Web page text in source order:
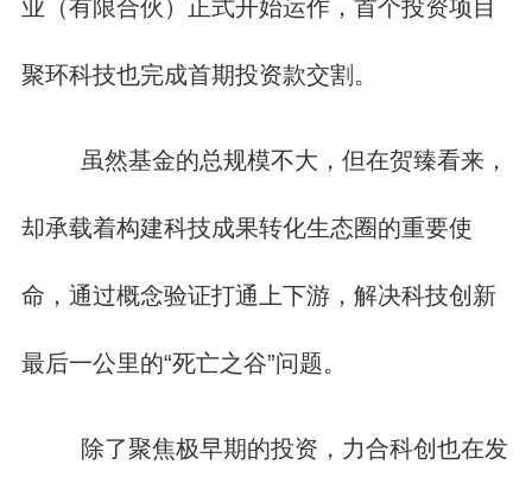
业（有限合伙）正式开始运作，首个投资项目
聚环科技也完成首期投资款交割。
虽然基金的总规模不大，但在贺臻看来，
却承载着构建科技成果转化生态圈的重要使
命，通过概念验证打通上下游，解决科技创新
最后一公里的“死亡之谷”问题。
除了聚焦极早期的投资，力合科创也在发